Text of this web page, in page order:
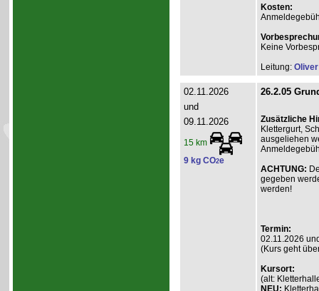
Kosten:
Keine
Leitung:
02.11.2026
und
09.11.2026
15 km
9 kg CO2e
26.2.05
Zusätzliche
Klettergurt,
ausgeliehen
ACHTUNG:
gegeben
werden!
Termin:
02.11.2026
(Kurs geht
Kursort:
(alt:
NEU: